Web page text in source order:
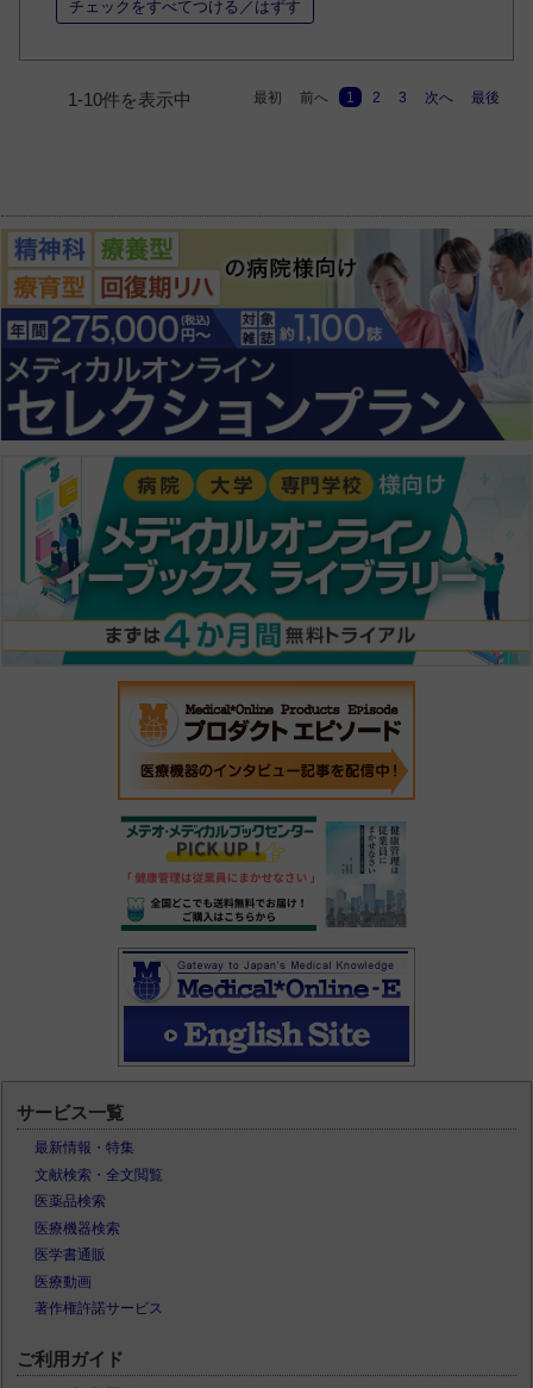
チェックをすべてつける／はずす
1-10件を表示中 最初 前へ 1 2 3 次へ 最後
サービス一覧
最新情報・特集
文献検索・全文閲覧
医薬品検索
医療機器検索
医学書通販
医療動画
著作権許諾サービス
ご利用ガイド